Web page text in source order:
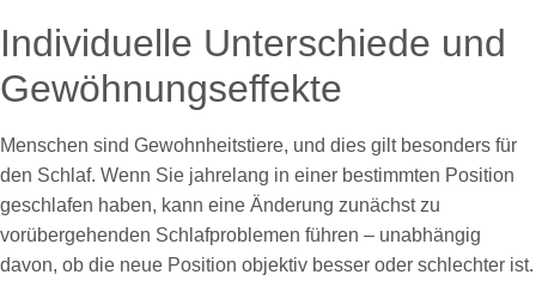
Individuelle Unterschiede und
Gewöhnungseffekte
Menschen sind Gewohnheitstiere, und dies gilt besonders für
den Schlaf. Wenn Sie jahrelang in einer bestimmten Position
geschlafen haben, kann eine Änderung zunächst zu
vorübergehenden Schlafproblemen führen – unabhängig
davon, ob die neue Position objektiv besser oder schlechter ist.